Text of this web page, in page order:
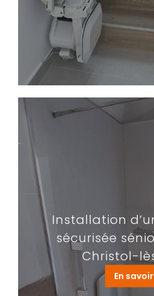
Installation
sécurisée
Christol-
En